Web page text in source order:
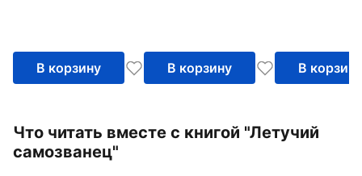
В корзину В корзину В корзину
Что читать вместе с книгой "Летучий
самозванец"